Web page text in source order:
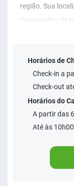
região. Sua
Convenções de
polo industrial
seus
Ponta Negra
Ponta Negra....
adulto e infantil
com padrão
Horários de
Check-in a
Check-out
Horários do
A partir das
Até às